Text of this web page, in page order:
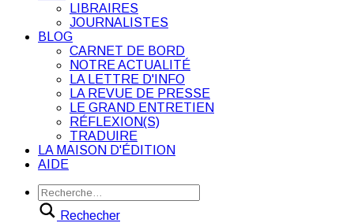
LIBRAIRES
JOURNALISTES
BLOG
CARNET DE BORD
NOTRE ACTUALITÉ
LA LETTRE D'INFO
LA REVUE DE PRESSE
LE GRAND ENTRETIEN
RÉFLEXION(S)
TRADUIRE
LA MAISON D'ÉDITION
AIDE
Rechecher